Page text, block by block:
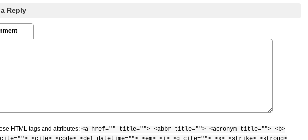
Reply
HTML tags and attributes: <a href="" title=""> <abbr title=""> <acronym title=""> <b>